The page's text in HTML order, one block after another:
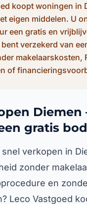
koopt woningen in
eigen middelen. U
een gratis en
verzekerd van
makelaarskosten,
of
Diemen
gratis bod
verkopen in
zonder
en
Leco Vastgoed